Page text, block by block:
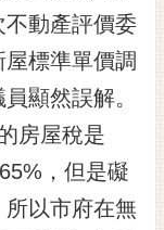
動產評價委
標準單價調
顯然誤解。
房屋稅是
，但是礙
以市府在無